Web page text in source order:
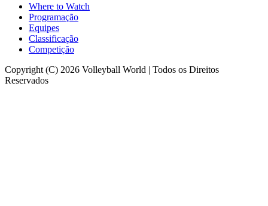
Where to Watch
Programação
Equipes
Classificação
Competição
Copyright (C) 2026 Volleyball World | Todos os Direitos
Reservados